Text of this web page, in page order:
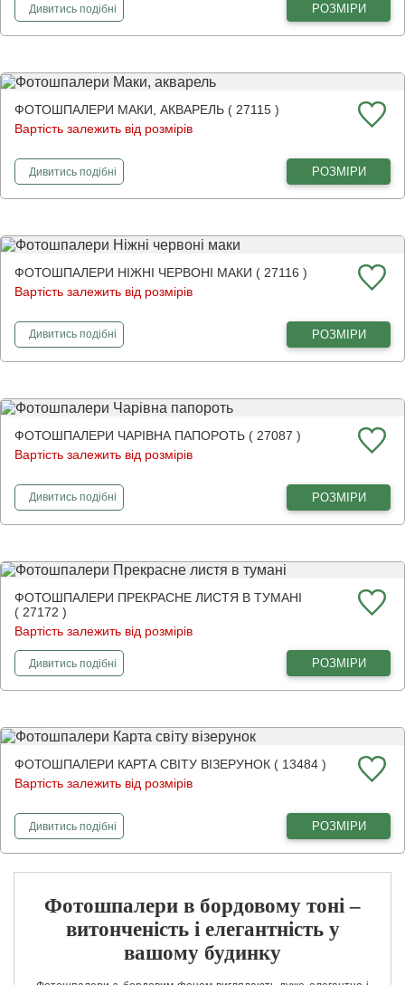
Дивитисьфотошпалери
подібні РОЗМІРИ
ФОТОШПАЛЕРИ МАКИ, АКВАРЕЛЬ ( 27115 )
Вартість залежить від розмірів
Дивитисьфотошпалери
подібні РОЗМІРИ
ФОТОШПАЛЕРИ НІЖНІ ЧЕРВОНІ МАКИ ( 27116 )
Вартість залежить від розмірів
Дивитисьфотошпалери
подібні РОЗМІРИ
ФОТОШПАЛЕРИ ЧАРІВНА ПАПОРОТЬ ( 27087 )
Вартість залежить від розмірів
Дивитисьфотошпалери
подібні РОЗМІРИ
ФОТОШПАЛЕРИ ПРЕКРАСНЕ ЛИСТЯ В ТУМАНІ
( 27172 )
Вартість залежить від розмірів
Дивитисьфотошпалери
подібні РОЗМІРИ
ФОТОШПАЛЕРИ КАРТА СВІТУ ВІЗЕРУНОК ( 13484 )
Вартість залежить від розмірів
Дивитисьфотошпалери
подібні РОЗМІРИ
Фотошпалери в бордовому тоні –
витонченість і елегантність у
вашому будинку